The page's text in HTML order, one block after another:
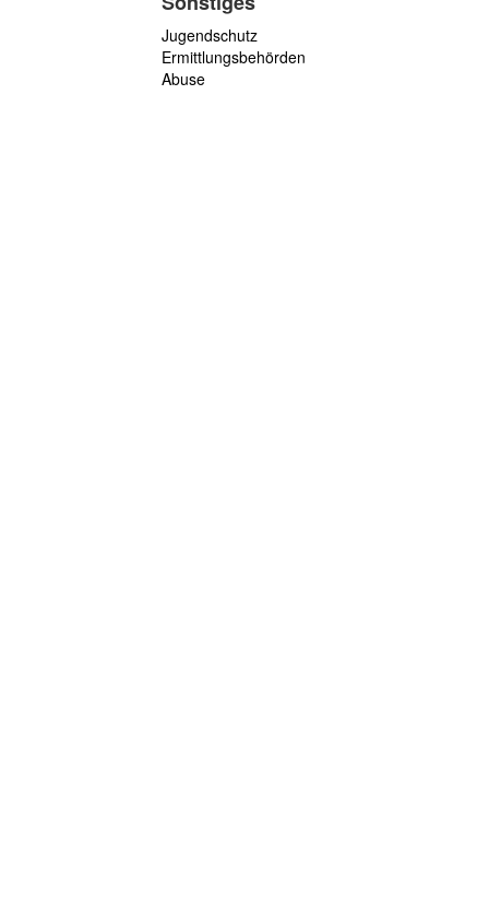
Jugendschutz
Ermittlungsbehörden
Abuse